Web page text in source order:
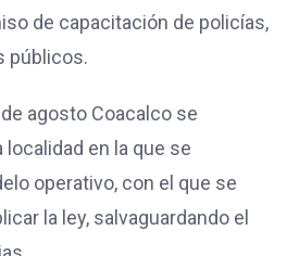
de capacitación de policías,
públicos.
agosto Coacalco se
en la que se
operativo, con el que se
la ley, salvaguardando el